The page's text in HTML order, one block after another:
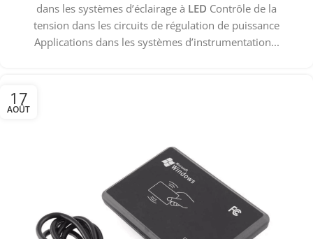
dans les systèmes d’éclairage à LED Contrôle de la
tension dans les circuits de régulation de puissance
Applications dans les systèmes d’instrumentation...
17
AOÛT